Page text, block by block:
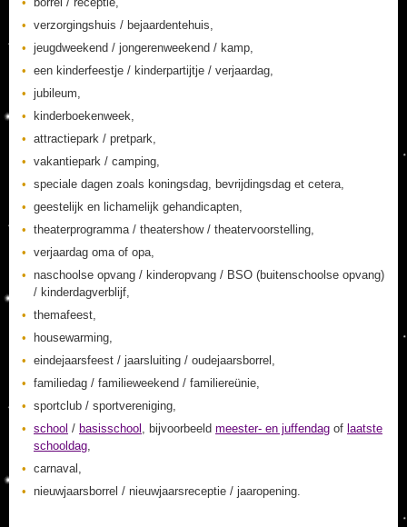
verzorgingshuis / bejaardentehuis,
jeugdweekend / jongerenweekend / kamp,
een kinderfeestje / kinderpartijtje / verjaardag,
jubileum,
kinderboekenweek,
attractiepark / pretpark,
vakantiepark / camping,
speciale dagen zoals koningsdag, bevrijdingsdag et cetera,
geestelijk en lichamelijk gehandicapten,
theaterprogramma / theatershow / theatervoorstelling,
verjaardag oma of opa,
naschoolse opvang / kinderopvang / BSO (buitenschoolse opvang)
/ kinderdagverblijf,
themafeest,
housewarming,
eindejaarsfeest / jaarsluiting / oudejaarsborrel,
familiedag / familieweekend / familiereünie,
sportclub / sportvereniging,
school / basisschool , bijvoorbeeld meester- en juffendag of laatste
schooldag,
carnaval,
nieuwjaarsborrel / nieuwjaarsreceptie / jaaropening.